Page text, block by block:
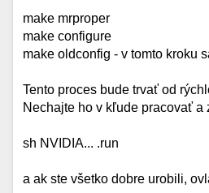
make mrproper
make configure
make oldconfig - v tomto kroku
Tento proces bude trvať od
Nechajte ho v kľude pracovať
sh NVIDIA... .run
a ak ste všetko dobre urobili,